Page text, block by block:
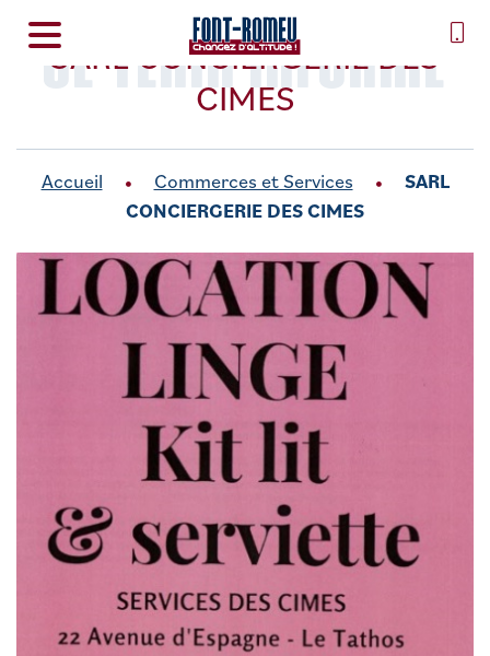
SE TENIR INFORMÉ
SARL CONCIERGERIE DES
CIMES
Accueil Commerces et Services
SARL
CONCIERGERIE DES CIMES